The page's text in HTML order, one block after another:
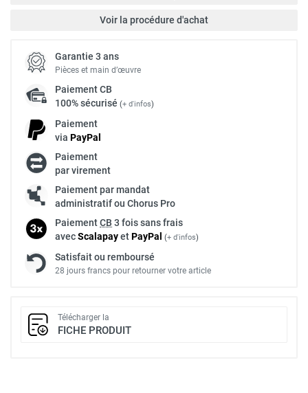
Voir la procédure d'achat
Garantie 3 ans
Pièces et main d’œuvre
PaiementCB
100% sécurisé (+ d'infos)
Paiement
via PayPal
Paiement
par virement
Paiement par mandat
administratif ou Chorus Pro
PaiementCB 3 fois sans frais
avecScalapayetPayPal (+ d'infos)
Satisfait ou remboursé
28 jours francs pour retourner votre article
Télécharger la
FICHE PRODUIT